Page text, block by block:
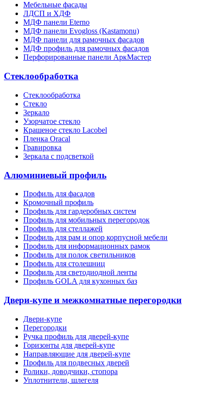
Мебельные фасады
ЛДСП и ХДФ
МДФ панели Eterno
МДФ панели Evogloss (Kastamonu)
МДФ панели для рамочных фасадов
МДФ профиль для рамочных фасадов
Перфорированные панели АркМастер
Стеклообработка
Стеклообработка
Стекло
Зеркало
Узорчатое стекло
Крашеное стекло Lacobel
Пленка Oracal
Гравировка
Зеркала с подсветкой
Алюминиевый профиль
Профиль для фасадов
Кромочный профиль
Профиль для гардеробных систем
Профиль для мобильных перегородок
Профиль для стеллажей
Профиль для рам и опор корпусной мебели
Профиль для информационных рамок
Профиль для полок светильников
Профиль для столешниц
Профиль для светодиодной ленты
Профиль GOLA для кухонных баз
Двери-купе и межкомнатные перегородки
Двери-купе
Перегородки
Ручка профиль для дверей-купе
Горизонты для дверей-купе
Направляющие для дверей-купе
Профиль для подвесных дверей
Ролики, доводчики, стопора
Уплотнители, шлегеля